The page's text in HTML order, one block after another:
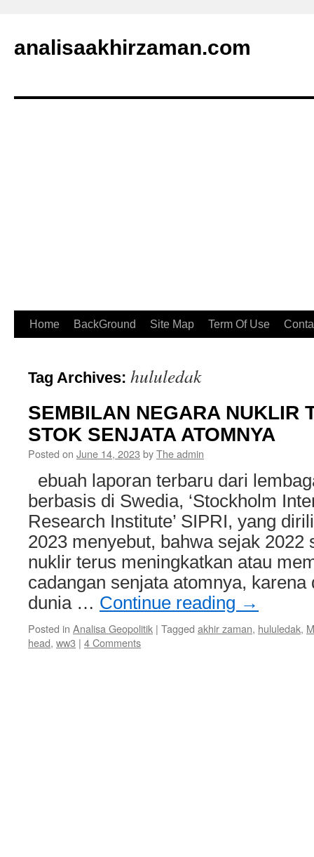
analisaakhirzaman.com
Home BackGround Site Map Term Of Use
Tag Archives: hululedak
SEMBILAN NEGARA NUKLIR
STOK SENJATA ATOMNYA
Posted on June 14, 2023 byThe admin
ebuah laporan terbaru dari
berbasis di Swedia, ‘Stockholm
Research Institute’ SIPRI, yang
2023 menyebut, bahwa sejak 2022
nuklir terus meningkatkan atau
cadangan senjata atomnya,
dunia … Continue reading →
Posted in Analisa Geopolitik | Tagged akhir zaman, hululedak,
head, ww3 | 4 Comments